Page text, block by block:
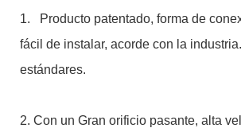
1.
Producto patentado, forma de
fácil de instalar, acorde con la industria.
estándares.
2. Con un Gran orificio pasante, alta